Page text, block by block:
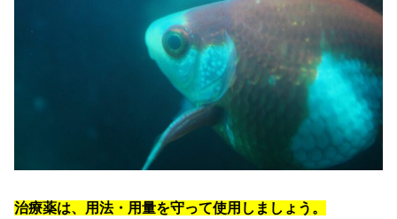
治療薬は、用法・用量を守って使用しましょう。